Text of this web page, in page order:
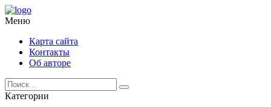
Меню
Карта сайта
Контакты
Об авторе
Категории